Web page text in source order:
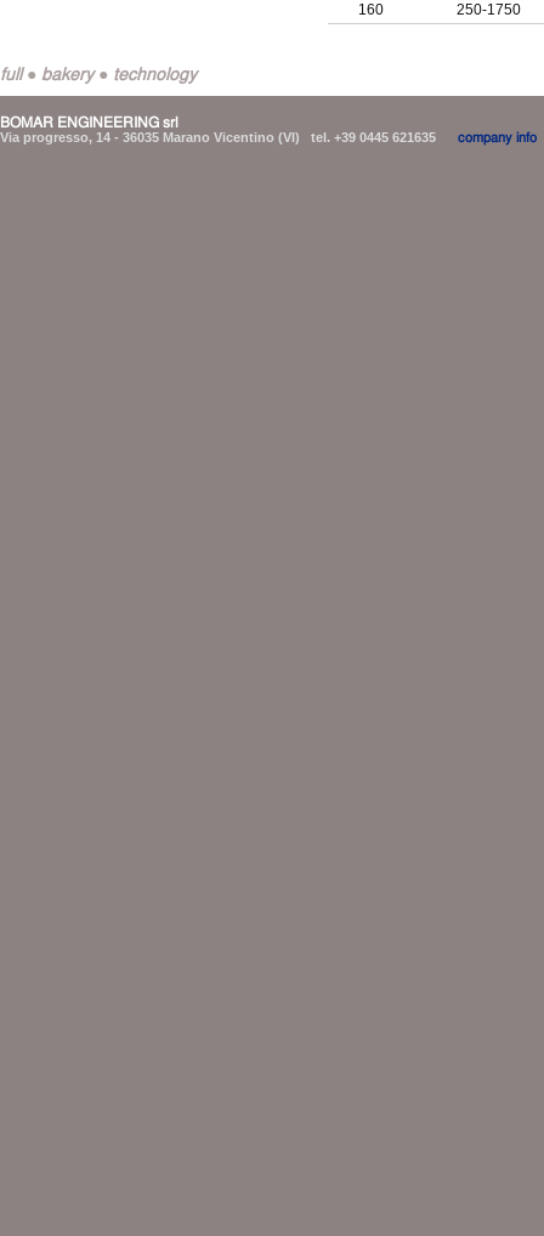
160
250-1750
full ● bakery ● technology
BOMAR ENGINEERING srl
Via progresso, 14 - 36035 Marano Vicentino (VI) tel. +39 0445 621635 company info